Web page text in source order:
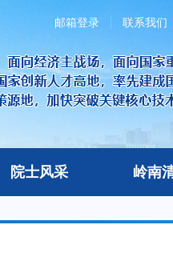
邮箱登录 联系我们
院士风采 岭南